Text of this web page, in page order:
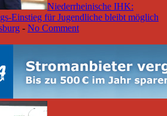
Niederrheinische IHK:
Einstieg für Jugendliche bleibt möglich
- No Comment